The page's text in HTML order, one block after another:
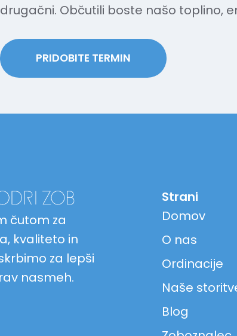
drugačni. Občutili boste našo toplino,
PRIDOBITE TERMIN
čutom za
kvaliteto in
za lepši
nasmeh.
Strani
Domov
O nas
Ordinacije
Naše
Blog